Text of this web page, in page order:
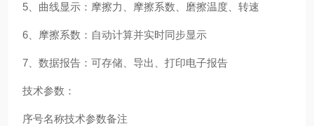
5、曲线显示：摩擦力、摩擦系数、磨擦温度、转速
6、摩擦系数：自动计算并实时同步显示
7、数据报告：可存储、导出、打印电子报告
技术参数：
序号名称技术参数备注